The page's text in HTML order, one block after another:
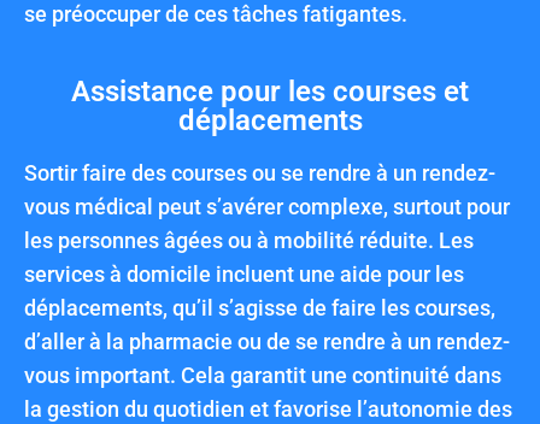
se préoccuper de ces tâches fatigantes.
Assistance pour les courses et
déplacements
Sortir faire des courses ou se rendre à un rendez-
vous médical peut s’avérer complexe, surtout pour
les personnes âgées ou à mobilité réduite. Les
services à domicile incluent une aide pour les
déplacements, qu’il s’agisse de faire les courses,
d’aller à la pharmacie ou de se rendre à un rendez-
vous important. Cela garantit une continuité dans
la gestion du quotidien et favorise l’autonomie des